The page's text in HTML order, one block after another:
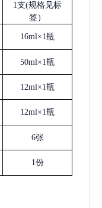
1支(规格见标
签）
16ml×1瓶
50ml×1瓶
12ml×1瓶
12ml×1瓶
6张
1份